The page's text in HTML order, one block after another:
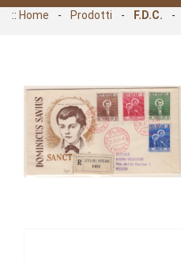
:: Home - Prodotti - F.D.C. -